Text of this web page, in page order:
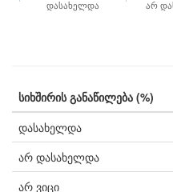
დასახელდა არ
სიხშირის განაწილება (%)
დასახელდა
არ დასახელდა
არ ვიცი